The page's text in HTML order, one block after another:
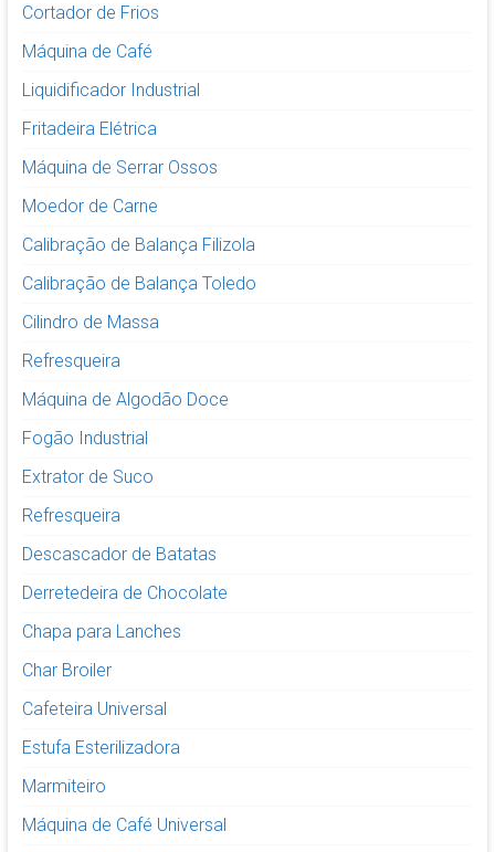
Cortador de Frios
Máquina de Café
Liquidificador Industrial
Fritadeira Elétrica
Máquina de Serrar Ossos
Moedor de Carne
Calibração de Balança Filizola
Calibração de Balança Toledo
Cilindro de Massa
Refresqueira
Máquina de Algodão Doce
Fogão Industrial
Extrator de Suco
Refresqueira
Descascador de Batatas
Derretedeira de Chocolate
Chapa para Lanches
Char Broiler
Cafeteira Universal
Estufa Esterilizadora
Marmiteiro
Máquina de Café Universal